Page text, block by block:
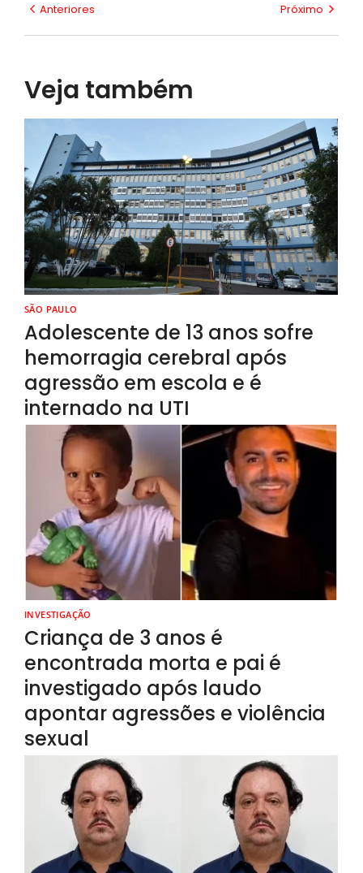
Anteriores Próximo
Veja também
SÃO PAULO
Adolescente de 13 anos sofre
hemorragia cerebral após
agressão em escola e é
internado na UTI
INVESTIGAÇÃO
Criança de 3 anos é
encontrada morta e pai é
investigado após laudo
apontar agressões e violência
sexual